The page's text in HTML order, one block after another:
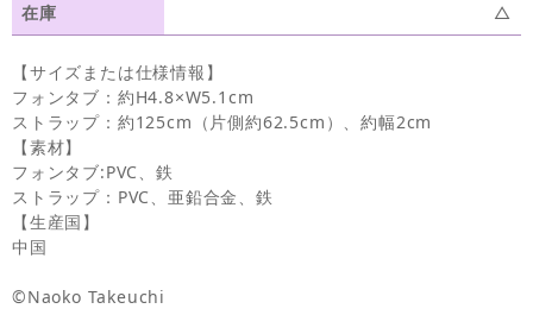
在庫 △
【サイズまたは仕様情報】
フォンタブ：約H4.8×W5.1cm
ストラップ：約125cm（片側約62.5cm）、約幅2cm
【素材】
フォンタブ:PVC、鉄
ストラップ：PVC、亜鉛合金、鉄
【生産国】
中国
©Naoko Takeuchi